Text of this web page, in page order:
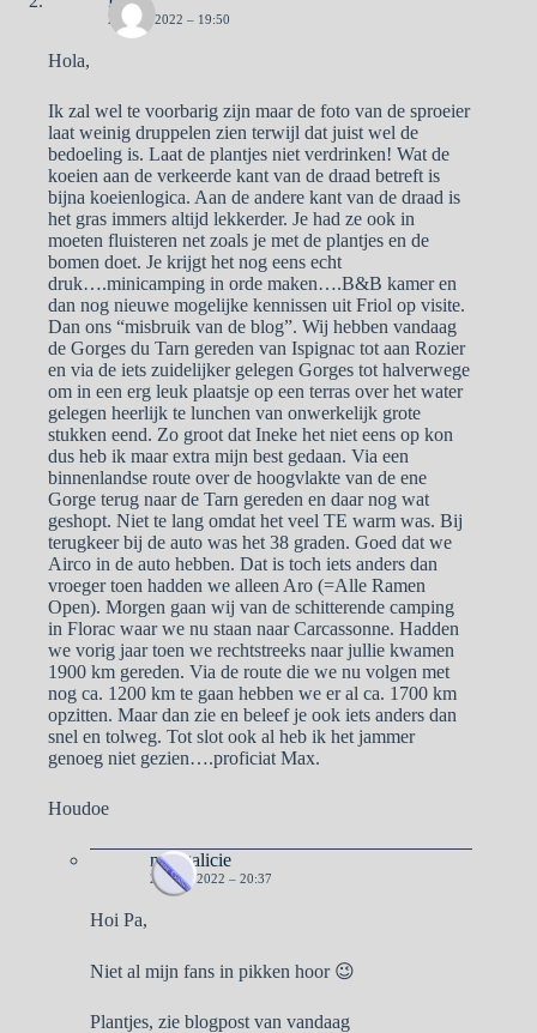
22 MEI 2022 – 19:50
Hola,
Ik zal wel te voorbarig zijn maar de foto van de sproeier
laat weinig druppelen zien terwijl dat juist wel de
bedoeling is. Laat de plantjes niet verdrinken! Wat de
koeien aan de verkeerde kant van de draad betreft is
bijna koeienlogica. Aan de andere kant van de draad is
het gras immers altijd lekkerder. Je had ze ook in
moeten fluisteren net zoals je met de plantjes en de
bomen doet. Je krijgt het nog eens echt
druk….minicamping in orde maken….B&B kamer en
dan nog nieuwe mogelijke kennissen uit Friol op visite.
Dan ons “misbruik van de blog”. Wij hebben vandaag
de Gorges du Tarn gereden van Ispignac tot aan Rozier
en via de iets zuidelijker gelegen Gorges tot halverwege
om in een erg leuk plaatsje op een terras over het water
gelegen heerlijk te lunchen van onwerkelijk grote
stukken eend. Zo groot dat Ineke het niet eens op kon
dus heb ik maar extra mijn best gedaan. Via een
binnenlandse route over de hoogvlakte van de ene
Gorge terug naar de Tarn gereden en daar nog wat
geshopt. Niet te lang omdat het veel TE warm was. Bij
terugkeer bij de auto was het 38 graden. Goed dat we
Airco in de auto hebben. Dat is toch iets anders dan
vroeger toen hadden we alleen Aro (=Alle Ramen
Open). Morgen gaan wij van de schitterende camping
in Florac waar we nu staan naar Carcassonne. Hadden
we vorig jaar toen we rechtstreeks naar jullie kwamen
1900 km gereden. Via de route die we nu volgen met
nog ca. 1200 km te gaan hebben we er al ca. 1700 km
opzitten. Maar dan zie en beleef je ook iets anders dan
snel en tolweg. Tot slot ook al heb ik het jammer
genoeg niet gezien….proficiat Max.
Houdoe
naargalicie
23 MEI 2022 – 20:37
Hoi Pa,
Niet al mijn fans in pikken hoor 😉
Plantjes, zie blogpost van vandaag